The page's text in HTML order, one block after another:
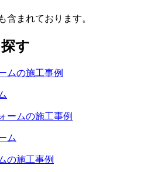
まれております。
す
ム